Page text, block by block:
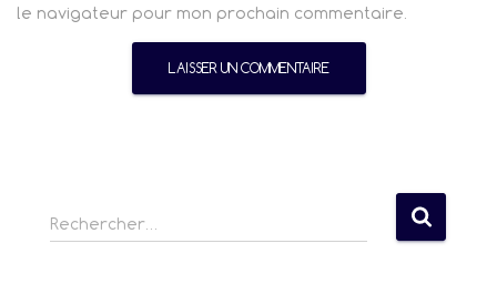
le navigateur pour mon prochain commentaire.
R
e
Rechercher…